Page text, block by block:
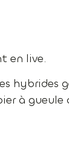
en live.
hybrides
à gueule